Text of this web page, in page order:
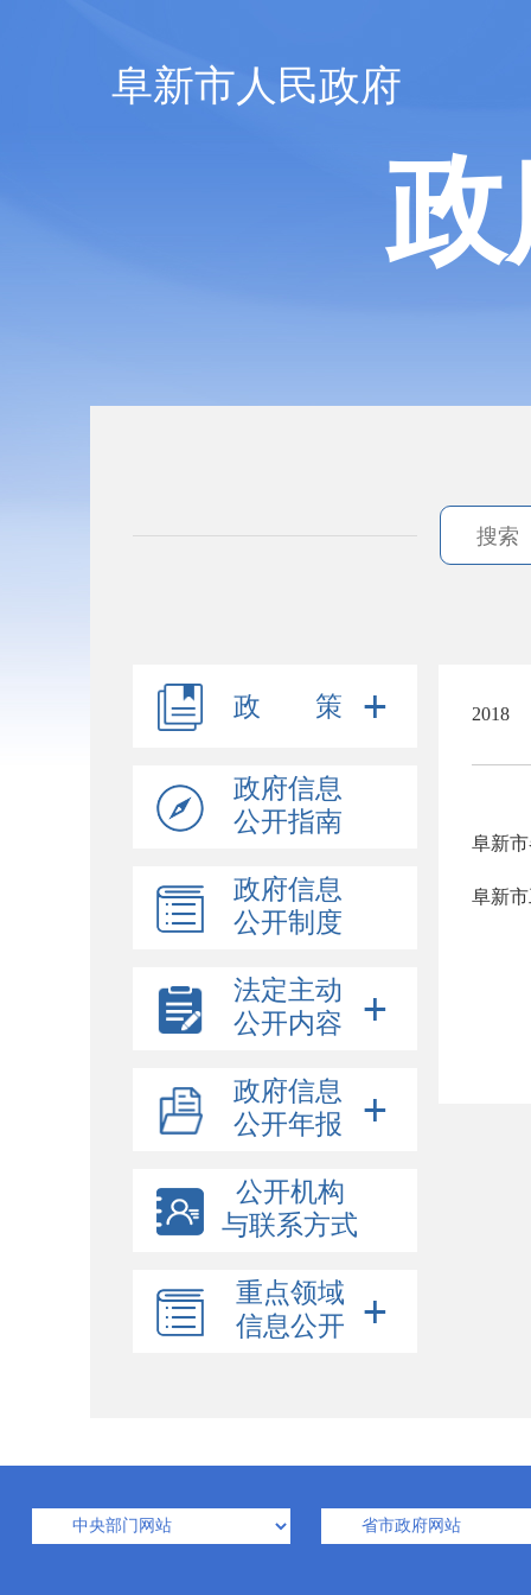
阜新市人民政府
政 策
政府信息
公开指南
政府信息
公开制度
法定主动
公开内容
政府信息
公开年报
公开机构
与联系方式
重点领域
信息公开
2018
阜新
阜新